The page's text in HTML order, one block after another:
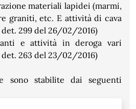
materiali lapidei (marmi,
graniti, etc. E attività di cava
299 del 26/02/2016)
e attività in deroga vari
263 del 23/02/2016)
sono stabilite dai seguenti